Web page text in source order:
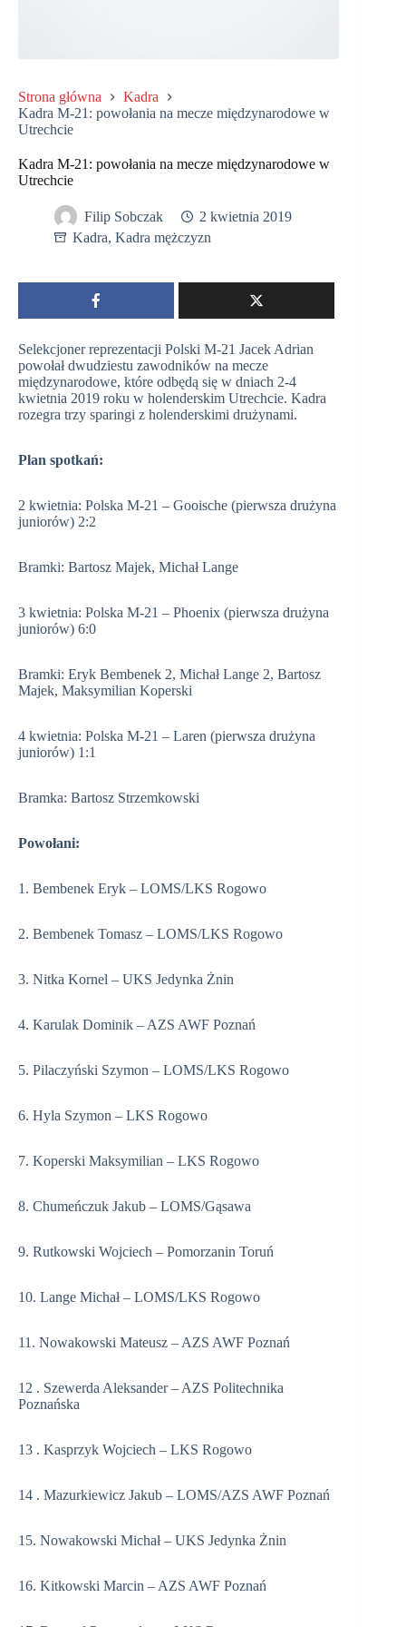
Strona główna
Kadra
Kadra M-21: powołania na mecze międzynarodowe w
Utrechcie
Kadra M-21: powołania na mecze międzynarodowe w
Utrechcie
Filip Sobczak
2 kwietnia 2019
Kadra, Kadra mężczyzn
Selekcjoner reprezentacji Polski M-21 Jacek Adrian
powołał dwudziestu zawodników na mecze
międzynarodowe, które odbędą się w dniach 2-4
kwietnia 2019 roku w holenderskim Utrechcie. Kadra
rozegra trzy sparingi z holenderskimi drużynami.
Plan spotkań:
2 kwietnia: Polska M-21 – Gooische (pierwsza drużyna
juniorów) 2:2
Bramki: Bartosz Majek, Michał Lange
3 kwietnia: Polska M-21 – Phoenix (pierwsza drużyna
juniorów) 6:0
Bramki: Eryk Bembenek 2, Michał Lange 2, Bartosz
Majek, Maksymilian Koperski
4 kwietnia: Polska M-21 – Laren (pierwsza drużyna
juniorów) 1:1
Bramka: Bartosz Strzemkowski
Powołani:
1. Bembenek Eryk – LOMS/LKS Rogowo
2. Bembenek Tomasz – LOMS/LKS Rogowo
3. Nitka Kornel – UKS Jedynka Żnin
4. Karulak Dominik – AZS AWF Poznań
5. Pilaczyński Szymon – LOMS/LKS Rogowo
6. Hyla Szymon – LKS Rogowo
7. Koperski Maksymilian – LKS Rogowo
8. Chumeńczuk Jakub – LOMS/Gąsawa
9. Rutkowski Wojciech – Pomorzanin Toruń
10. Lange Michał – LOMS/LKS Rogowo
11. Nowakowski Mateusz – AZS AWF Poznań
12 . Szewerda Aleksander – AZS Politechnika
Poznańska
13 . Kasprzyk Wojciech – LKS Rogowo
14 . Mazurkiewicz Jakub – LOMS/AZS AWF Poznań
15. Nowakowski Michał – UKS Jedynka Żnin
16. Kitkowski Marcin – AZS AWF Poznań